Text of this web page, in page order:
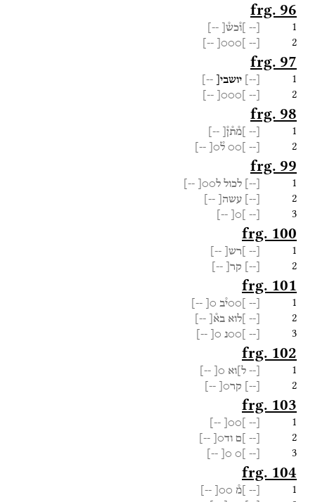
frg. 96
1
[-- ]ו֯כש֯[ --]
2
[--
]○○○[
--]
frg. 97
1
-- יושבי[ --]
2
[--
]○○○[
--]
frg. 98
1
[-- ]מ֯ת֯ן֯[ --]
2
[--
]○○ ל֯○[ --]
frg. 99
1
-- לכול ל○○[ --]
2
-- עשה[ --]
3
[--
]○[
--]
frg. 100
1
[-- ]רש[ --]
2
-- קר[ --]
frg. 101
1
[-- ]○○י֯ב ○[
--]
2
[-- ]לוא בא֯[ --]
3
[-- ]○○נ ○[
--]
frg. 102
1
[-- ל]וא ○[
--]
2
-- קר○[ --]
frg. 103
1
[--
]○○[
--]
2
[-- ]ם וד○[ --]
3
[--
]○
○[
--]
frg. 104
1
[-- ]מ֯ ○○[
--]